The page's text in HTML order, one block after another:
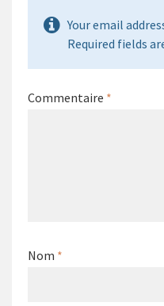
Your email
Required fields
Commentaire *
Nom *